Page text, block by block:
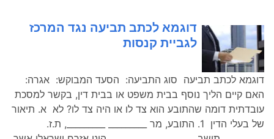
דוגמא לכתב תביעה נגד המרכז
לגביית קנסות
האם קיים הליך נוסף בבית משפט או בבית דין, בקשר למסכת
עובדתית דומה שהתובע הוא צד לו או היה צד לו? לא א. תיאור
של בעלי הדין 1. התובע, מר _________ _________, ת.ז.